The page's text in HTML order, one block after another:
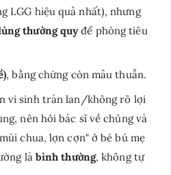
LGG hiệu quả nhất), nhưng
thường quy để phòng tiêu
, bằng chứng còn mâu thuẫn.
vi sinh tràn lan/không rõ lợi
nên hỏi bác sĩ về chủng và
chua, lợn cợn" ở bé bú mẹ
là bình thường, không tự